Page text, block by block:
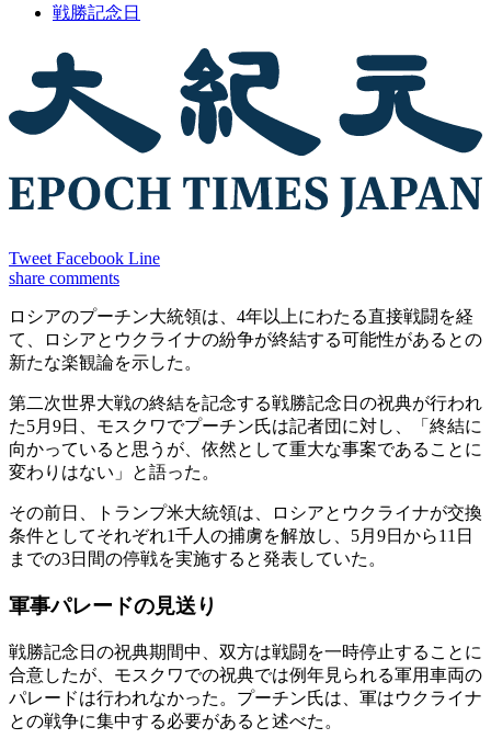
戦勝記念日
Tweet Facebook Line
share comments
ロシアのプーチン大統領は、4年以上にわたる直接戦闘を経
て、ロシアとウクライナの紛争が終結する可能性があるとの
新たな楽観論を示した。
第二次世界大戦の終結を記念する戦勝記念日の祝典が行われ
た5月9日、モスクワでプーチン氏は記者団に対し、「終結に
向かっていると思うが、依然として重大な事案であることに
変わりはない」と語った。
その前日、トランプ米大統領は、ロシアとウクライナが交換
条件としてそれぞれ1千人の捕虜を解放し、5月9日から11日
までの3日間の停戦を実施すると発表していた。
軍事パレードの見送り
戦勝記念日の祝典期間中、双方は戦闘を一時停止することに
合意したが、モスクワでの祝典では例年見られる軍用車両の
パレードは行われなかった。プーチン氏は、軍はウクライナ
との戦争に集中する必要があると述べた。